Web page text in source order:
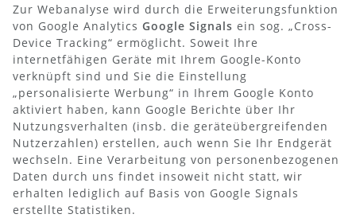
Zur Webanalyse wird durch die Erweiterungsfunktion
von Google Analytics Google Signals ein sog. „Cross-
Device Tracking“ ermöglicht. Soweit Ihre
internetfähigen Geräte mit Ihrem Google-Konto
verknüpft sind und Sie die Einstellung
„personalisierte Werbung“ in Ihrem Google Konto
aktiviert haben, kann Google Berichte über Ihr
Nutzungsverhalten (insb. die geräteübergreifenden
Nutzerzahlen) erstellen, auch wenn Sie Ihr Endgerät
wechseln. Eine Verarbeitung von personenbezogenen
Daten durch uns findet insoweit nicht statt, wir
erhalten lediglich auf Basis von Google Signals
erstellte Statistiken.